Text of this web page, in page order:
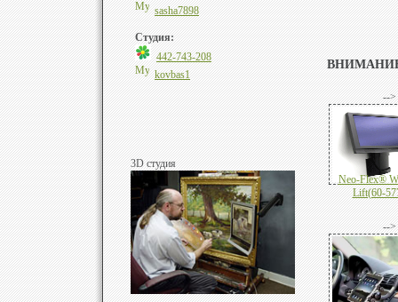
sasha7898
Студия:
442-743-208
kovbas1
3D студия
-->
Neo-Flex®
Lift(60-
-->